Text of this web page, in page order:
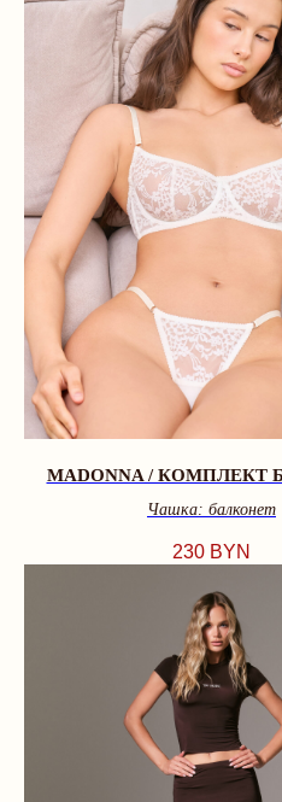
MADONNA / КОМПЛЕКТ
Чашка: балконет
230 BYN